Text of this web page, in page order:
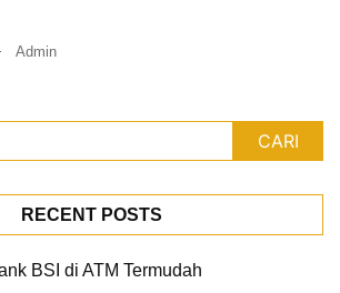
Admin
CARI
RECENT POSTS
BSI di ATM Termudah